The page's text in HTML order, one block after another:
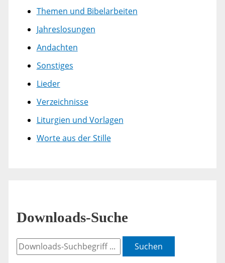
Themen und Bibelarbeiten
Jahreslosungen
Andachten
Sonstiges
Lieder
Verzeichnisse
Liturgien und Vorlagen
Worte aus der Stille
Downloads-Suche
Suchen